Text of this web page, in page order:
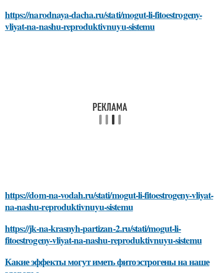
https://narodnaya-dacha.ru/stati/mogut-li-fitoestrogeny-
vliyat-na-nashu-reproduktivnuyu-sistemu
https://dom-na-vodah.ru/stati/mogut-li-fitoestrogeny-vliyat-
na-nashu-reproduktivnuyu-sistemu
https://jk-na-krasnyh-partizan-2.ru/stati/mogut-li-
fitoestrogeny-vliyat-na-nashu-reproduktivnuyu-sistemu
Какие эффекты могут иметь фитоэстрогены на наше